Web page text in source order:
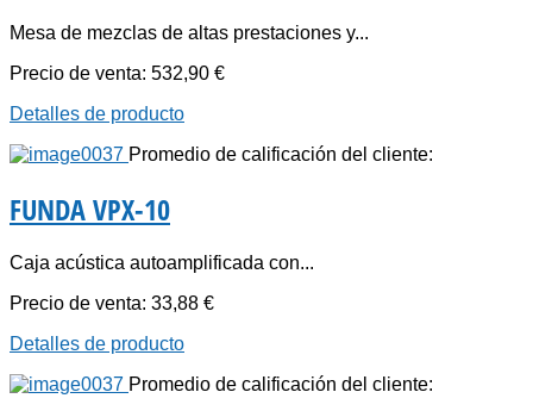
Mesa de mezclas de altas prestaciones y...
Precio de venta: 532,90 €
Detalles de producto
Promedio de calificación del cliente:
FUNDA VPX-10
Caja acústica autoamplificada con...
Precio de venta: 33,88 €
Detalles de producto
Promedio de calificación del cliente: